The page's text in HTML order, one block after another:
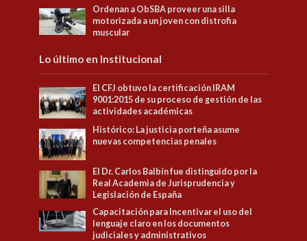
Ordenan a ObSBA proveer una silla
motorizada a un joven con distrofia
muscular
Lo último en Institucional
El CFJ obtuvo la certificación IRAM
9001:2015 de su proceso de gestión de las
actividades académicas
Histórico: La justicia porteña asume
nuevas competencias penales
El Dr. Carlos Balbín fue distinguido por la
Real Academia de Jurisprudencia y
Legislación de España
Capacitación para Incentivar el uso del
lenguaje claro en los documentos
judiciales y administrativos